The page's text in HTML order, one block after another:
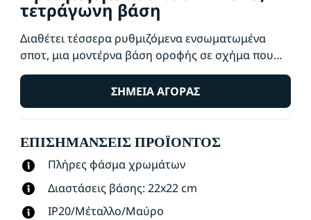
τετράγωνη βάση
Διαθέτει τέσσερα ρυθμιζόμενα ενσωματωμένα
σποτ, μια μοντέρνα βάση οροφής σε σχήμα που
φέρει σε τετράγωνο και αρκετή δύναμη για να
πλημμυρίσει το δωμάτιό σας προς όλες τις
κατευθύνσεις με φως και χρώμα. Τα
σκηνικό τέλειου φωτισμού για κάθε
ΣΗΜΕΊΑ ΑΓΟΡΆΣ
ΕΠΙΣΗΜΆΝΣΕΙΣ ΠΡΟΪΌΝΤΟΣ
Πλήρες φάσμα χρωμάτων
Διαστάσεις βάσης: 22x22 cm
IP20/Μέταλλο/Μαύρο